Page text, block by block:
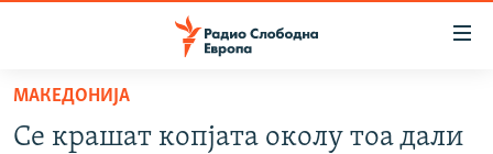
Оди
содржината
МАКЕДОНИЈА
Се крашат копјата околу тоа дали